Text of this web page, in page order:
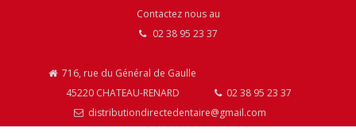
Contactez nous au
02 38 95 23 37
716, rue du Général de Gaulle
45220 CHATEAU-RENARD
02 38 95 23 37
distributiondirectedentaire@gmail.com